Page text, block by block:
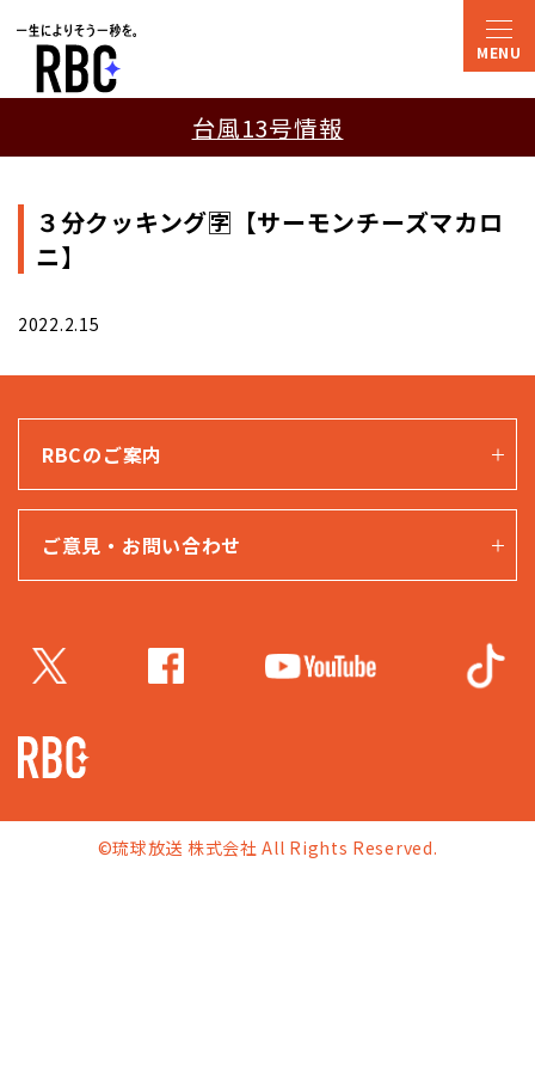
台風13号情報
３分クッキング🈑【サーモンチーズマカロ
ニ】
2022.2.15
RBCのご案内
ご意見・お問い合わせ
©琉球放送 株式会社 All Rights Reserved.